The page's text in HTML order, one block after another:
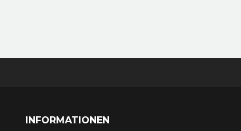
INFORMATIONEN